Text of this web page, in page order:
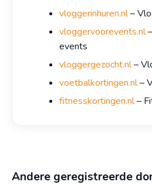
vloggerinhuren.nl–
vloggervoorevents.nl
events
vloggergezocht.nl–
voetbalkortingen.nl–
fitnesskortingen.nl–
Andere geregistreerde